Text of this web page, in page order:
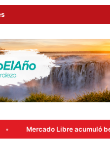
Libre acumuló beneficios